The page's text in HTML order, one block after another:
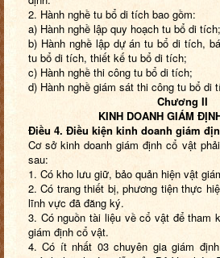
2. Hành nghề tu bổ di tích bao gồm:
a) Hành nghề lập quy hoạch tu bổ di tích;
b) Hành nghề lập dự án tu bổ di tích,
tu bổ di tích, thiết kế tu bổ di tích;
c) Hành nghề thi công tu bổ di tích;
d) Hành nghề giám sát thi công tu bổ di
Chương II
KINH DOANH GIÁM
Điều 4. Điều kiện kinh doanh giám
Cơ sở kinh doanh giám định cổ vật
sau:
1. Có kho lưu giữ, bảo quản hiện vật
2. Có trang thiết bị, phương tiện thực
lĩnh vực đã đăng ký.
3. Có nguồn tài liệu về cổ vật để tham
giám định cổ vật.
4. Có ít nhất 03 chuyên gia giám